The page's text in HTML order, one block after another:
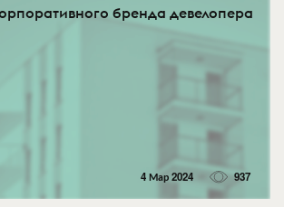
бренда девелопера
4 Мар 2024 937